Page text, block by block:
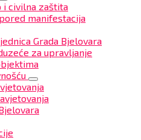
i civilna zaštita
manifestacija
Grada Bjelovara
za upravljanje